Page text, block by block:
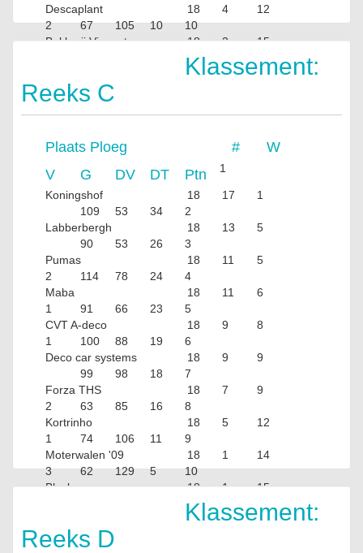
Descaplant
18 4
12
2
67 105 10
10
Bakkerij Vincent
18 2
15
Klassement:
Reeks C
Plaats Ploeg #
W
V
G DV DT Ptn 1
Koningshof 18 17
1
109
53 34
2
Labberbergh
18 13
5
90
53 26
3
Pumas
18 11
5
2
114 78 24
4
Maba
18 11
6
1
91 66 23
5
CVT A-deco
18 9
8
1
100 88 19
6
Deco car systems
18 9
9
99
98 18
7
Forza THS
18 7
9
2
63 85 16
8
Kortrinho
18 5
12
1
74 106 11
9
Moterwalen '09
18 1
14
3
62 129 5
10
Blacks
18 1
15
Klassement:
Reeks D